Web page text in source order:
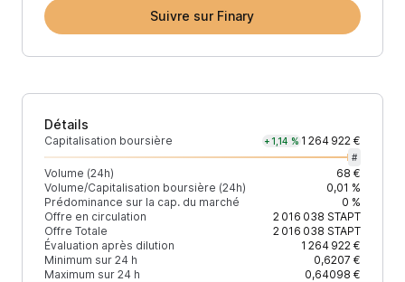
Suivre sur Finary
Détails
Capitalisation boursière +1,14 % 1 264 922 €
#
Volume (24h)
68 €
Volume/Capitalisation boursière (24h)
0,01 %
Prédominance sur la cap. du marché
0 %
Offre en circulation
2 016 038 STAPT
Offre Totale
2 016 038 STAPT
Évaluation après dilution
1 264 922 €
Minimum sur 24 h
0,6207 €
Maximum sur 24 h
0,64098 €